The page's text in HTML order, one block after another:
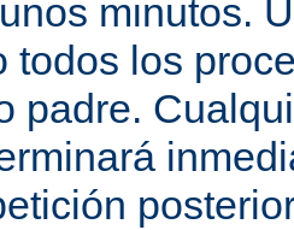
minutos.
todos los
padre.